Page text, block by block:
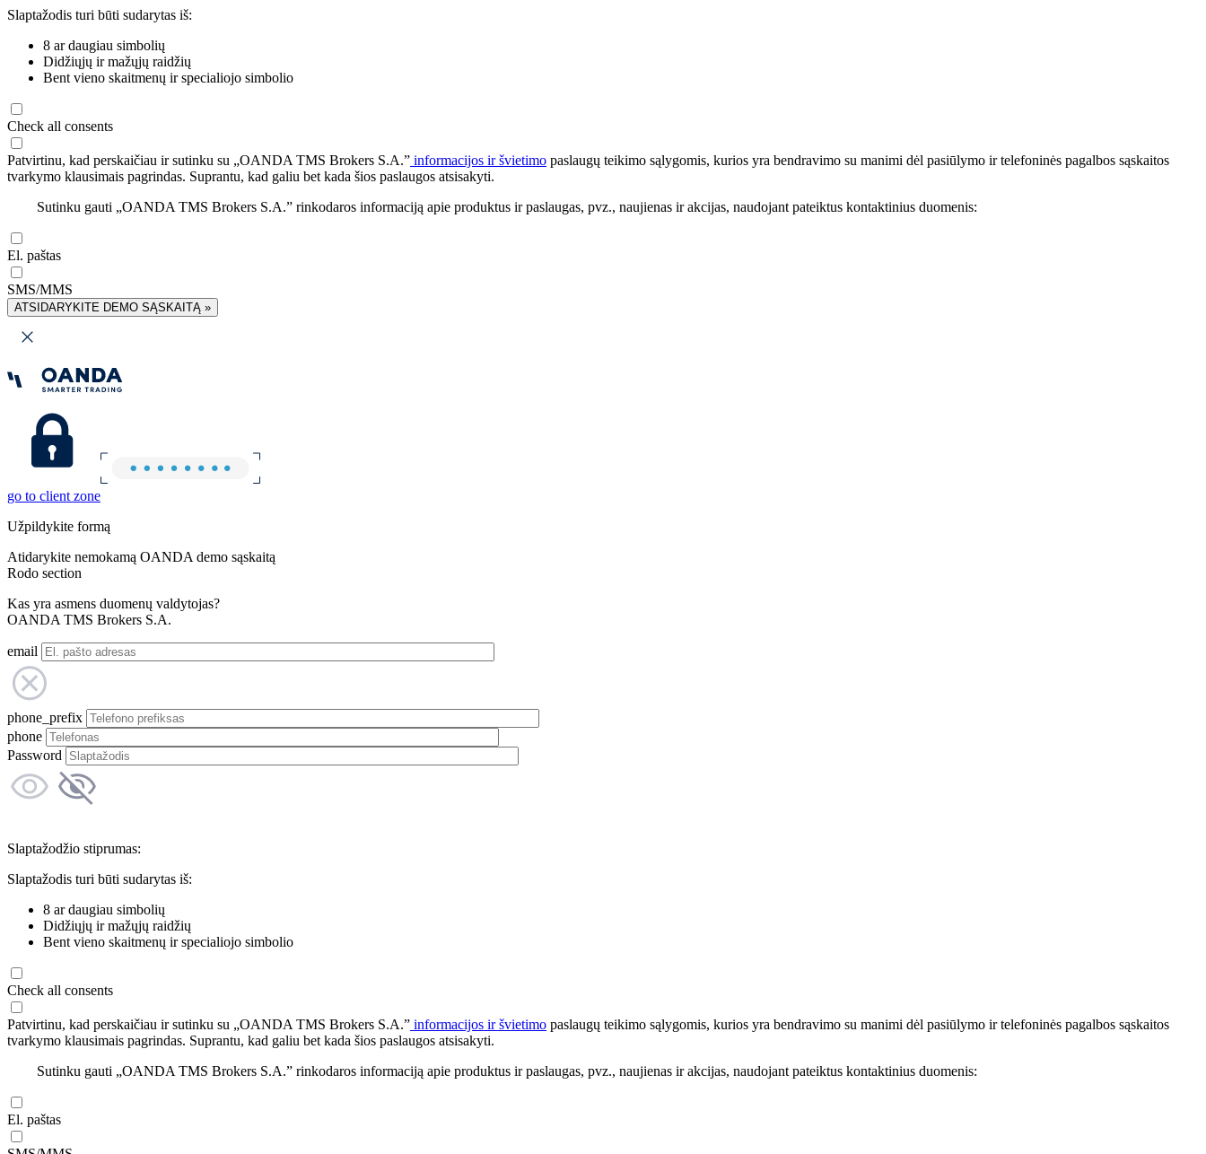
Slaptažodis turi būti sudarytas iš:
8 ar daugiau simbolių
Didžiųjų ir mažųjų raidžių
Bent vieno skaitmenų ir specialiojo simbolio
Check all consents
Patvirtinu, kad perskaičiau ir sutinku su „OANDA TMS Brokers S.A.” informacijos ir švietimo paslaugų teikimo sąlygomis, kurios yra bendravimo su manimi dėl pasiūlymo ir telefoninės pagalbos sąskaitos
tvarkymo klausimais pagrindas. Suprantu, kad galiu bet kada šios paslaugos atsisakyti.
Sutinku gauti „OANDA TMS Brokers S.A.” rinkodaros informaciją apie produktus ir paslaugas, pvz., naujienas ir akcijas, naudojant pateiktus kontaktinius duomenis:
El. paštas
SMS/MMS
ATSIDARYKITE DEMO SĄSKAITĄ »
go to client zone
Užpildykite formą
Atidarykite nemokamą OANDA demo sąskaitą
Rodo section
Kas yra asmens duomenų valdytojas?
OANDA TMS Brokers S.A.
email
phone_prefix
phone
Password
Slaptažodžio stiprumas:
Slaptažodis turi būti sudarytas iš:
8 ar daugiau simbolių
Didžiųjų ir mažųjų raidžių
Bent vieno skaitmenų ir specialiojo simbolio
Check all consents
Patvirtinu, kad perskaičiau ir sutinku su „OANDA TMS Brokers S.A.” informacijos ir švietimo paslaugų teikimo sąlygomis, kurios yra bendravimo su manimi dėl pasiūlymo ir telefoninės pagalbos sąskaitos
tvarkymo klausimais pagrindas. Suprantu, kad galiu bet kada šios paslaugos atsisakyti.
Sutinku gauti „OANDA TMS Brokers S.A.” rinkodaros informaciją apie produktus ir paslaugas, pvz., naujienas ir akcijas, naudojant pateiktus kontaktinius duomenis:
El. paštas